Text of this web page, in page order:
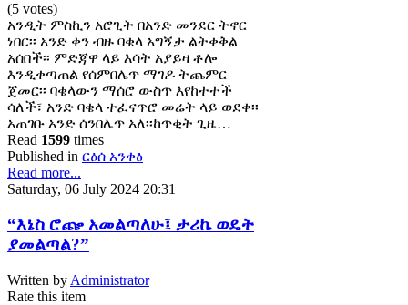
(5 votes)
አንዲት ምስኪን አሮጊት በአንድ መንደር ትኖር
ነበር፡፡ አንድ ቀን ብዙ ባቄላ አግኝታ ልትቀቅል
አሰበች፡፡ ምድጃዋ ላይ እሳት አያይዛ ቶሎ
እንዲቀጣጠል የሰምበሌጥ ማገዶ ትጨምር
ጀመር፡፡ ባቄላውን ማሰሮ ውስጥ እየከተተች
ሳለች፣ አንድ ባቄላ ተፈናጥሮ መሬት ላይ ወደቀ፡፡
አጠገቡ አንድ ሰንበሌጥ አለ፡፡ከጥቂት ጊዜ…
Read 1599 times
Published in ርዕሰ አንቀፅ
Read more...
Saturday, 06 July 2024 20:31
“እኔስ ሮጬ አመልጣለሁ፤ ታሪኬ ወዴት
ያመልጣል?”
Written by Administrator
Rate this item